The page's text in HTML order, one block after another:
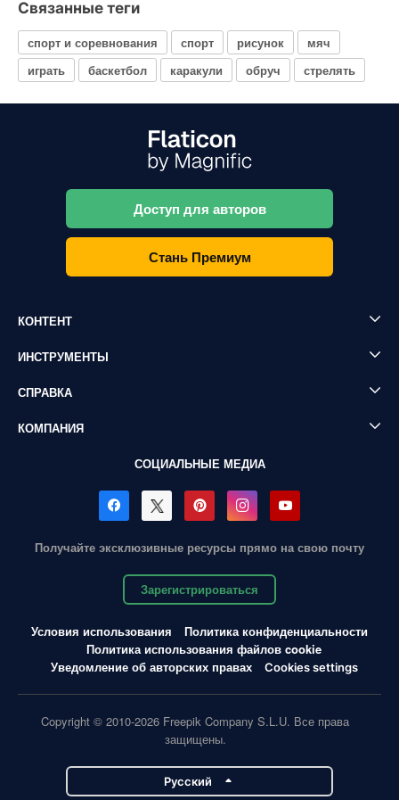
Связанные теги
спорт и соревнования спорт рисунок
мяч
играть
баскетбол каракули обруч стрелять
Доступ для авторов
Стань Премиум
КОНТЕНТ
ИНСТРУМЕНТЫ
СПРАВКА
КОМПАНИЯ
СОЦИАЛЬНЫЕ МЕДИА
Получайте эксклюзивные ресурсы прямо на свою почту
Зарегистрироваться
Условия использования
Политика конфиденциальности
Политика использования файлов cookie
Уведомление об авторских правах
Cookies settings
Copyright © 2010-2026 Freepik Company S.L.U. Все права
защищены.
Pусский